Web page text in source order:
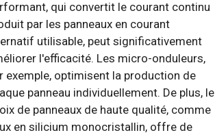
qui convertit le courant continu
par les panneaux en courant
utilisable, peut significativement
l'efficacité. Les micro-onduleurs,
exemple, optimisent la production de
panneau individuellement. De plus, le
de panneaux de haute qualité, comme
en silicium monocristallin, offre de